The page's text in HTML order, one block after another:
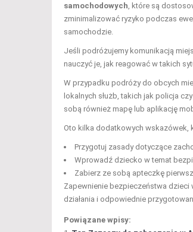
samochodowych , które są
zminimalizować ryzyko podczas
samochodzie.
Jeśli podróżujemy komunikacją
nauczyć je, jak reagować w takich
W przypadku podróży do obcych
lokalnych służb, takich jak policja
sobą również mapę lub aplikację
Oto kilka dodatkowych wskazówek,
Przygotuj zasady dotyczące
Wprowadź dziecko w temat
Zabierz ze sobą apteczkę
Zapewnienie bezpieczeństwa dzieci
działania i odpowiednie
Powiązane wpisy: